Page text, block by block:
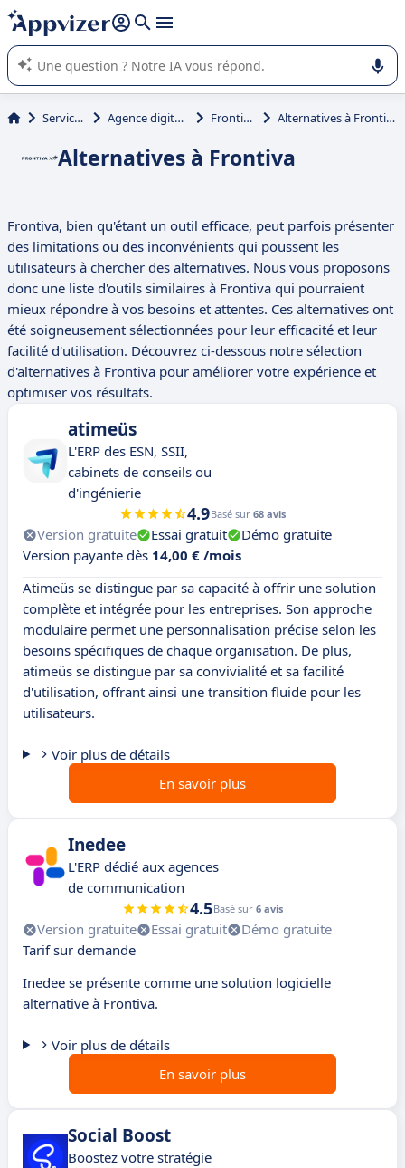
répondre (plusieurs lignes avec
L'IA de Appvizer vous guide dans l'utilisation ou la sélection de
logiciel SaaS en entreprise.
Services Agence digitale Frontiva Alternatives à Frontiva
Alternatives à Frontiva
Frontiva, bien qu'étant un outil efficace, peut parfois présenter
des limitations ou des inconvénients qui poussent les
utilisateurs à chercher des alternatives. Nous vous proposons
donc une liste d'outils similaires à Frontiva qui pourraient
mieux répondre à vos besoins et attentes. Ces alternatives ont
été soigneusement sélectionnées pour leur efficacité et leur
facilité d'utilisation. Découvrez ci-dessous notre sélection
d'alternatives à Frontiva pour améliorer votre expérience et
optimiser vos résultats.
atimeüs
L'ERP des ESN, SSII,
cabinets de conseils ou
d'ingénierie
4.9Basé sur 68 avis
Version gratuite Essai gratuit
Démo gratuite
Version payante dès 14,00 € /mois
Atimeüs se distingue par sa capacité à offrir une solution
complète et intégrée pour les entreprises. Son approche
modulaire permet une personnalisation précise selon les
besoins spécifiques de chaque organisation. De plus,
atimeüs se distingue par sa convivialité et sa facilité
d'utilisation, offrant ainsi une transition fluide pour les
utilisateurs.
Voir plus de détails
En savoir plus
Inedee
L'ERP dédié aux agences
de communication
4.5Basé sur 6 avis
Version gratuite Essai gratuit
Démo gratuite
Tarif sur demande
Inedee se présente comme une solution logicielle
alternative à Frontiva.
Voir plus de détails
En savoir plus
Social Boost
Boostez votre stratégie